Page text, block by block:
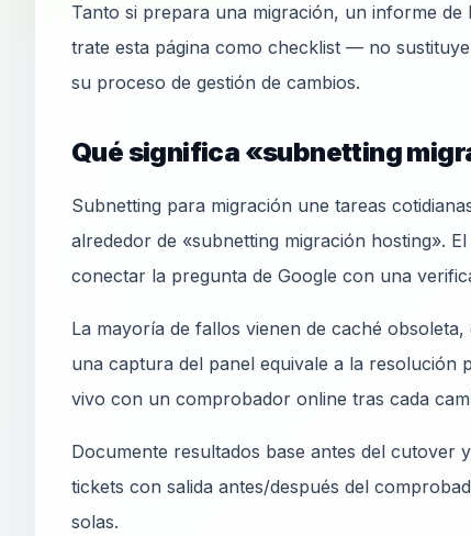
Tanto si prepara una migración, un informe
trate esta página como checklist — no
su proceso de gestión de cambios.
Qué significa «subnetting
Subnetting para migración une tareas
alrededor de «subnetting migración hosting».
conectar la pregunta de Google con una
La mayoría de fallos vienen de caché
una captura del panel equivale a la resolución
vivo con un comprobador online tras cada
Documente resultados base antes del cutover
tickets con salida antes/después del
solas.